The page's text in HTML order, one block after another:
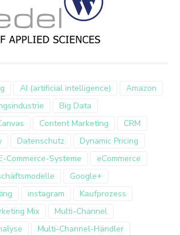
AI (artificial intelligence)
Amazon
Big Data
Content Marketing
CRM
Datenschutz
Dynamic Pricing
Commerce-Systeme
eCommerce
Google+
instagram
Kaufprozess
Mix
Multi-Channel
Multi-Channel-Händler